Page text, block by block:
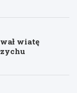
wiatę